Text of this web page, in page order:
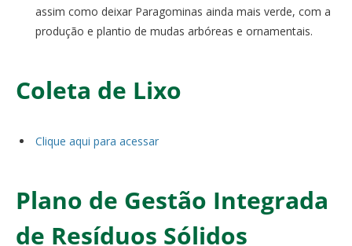
assim como deixar Paragominas ainda mais verde, com a
produção e plantio de mudas arbóreas e ornamentais.
Coleta de Lixo
Clique aqui para acessar
Plano de Gestão Integrada
de Resíduos Sólidos